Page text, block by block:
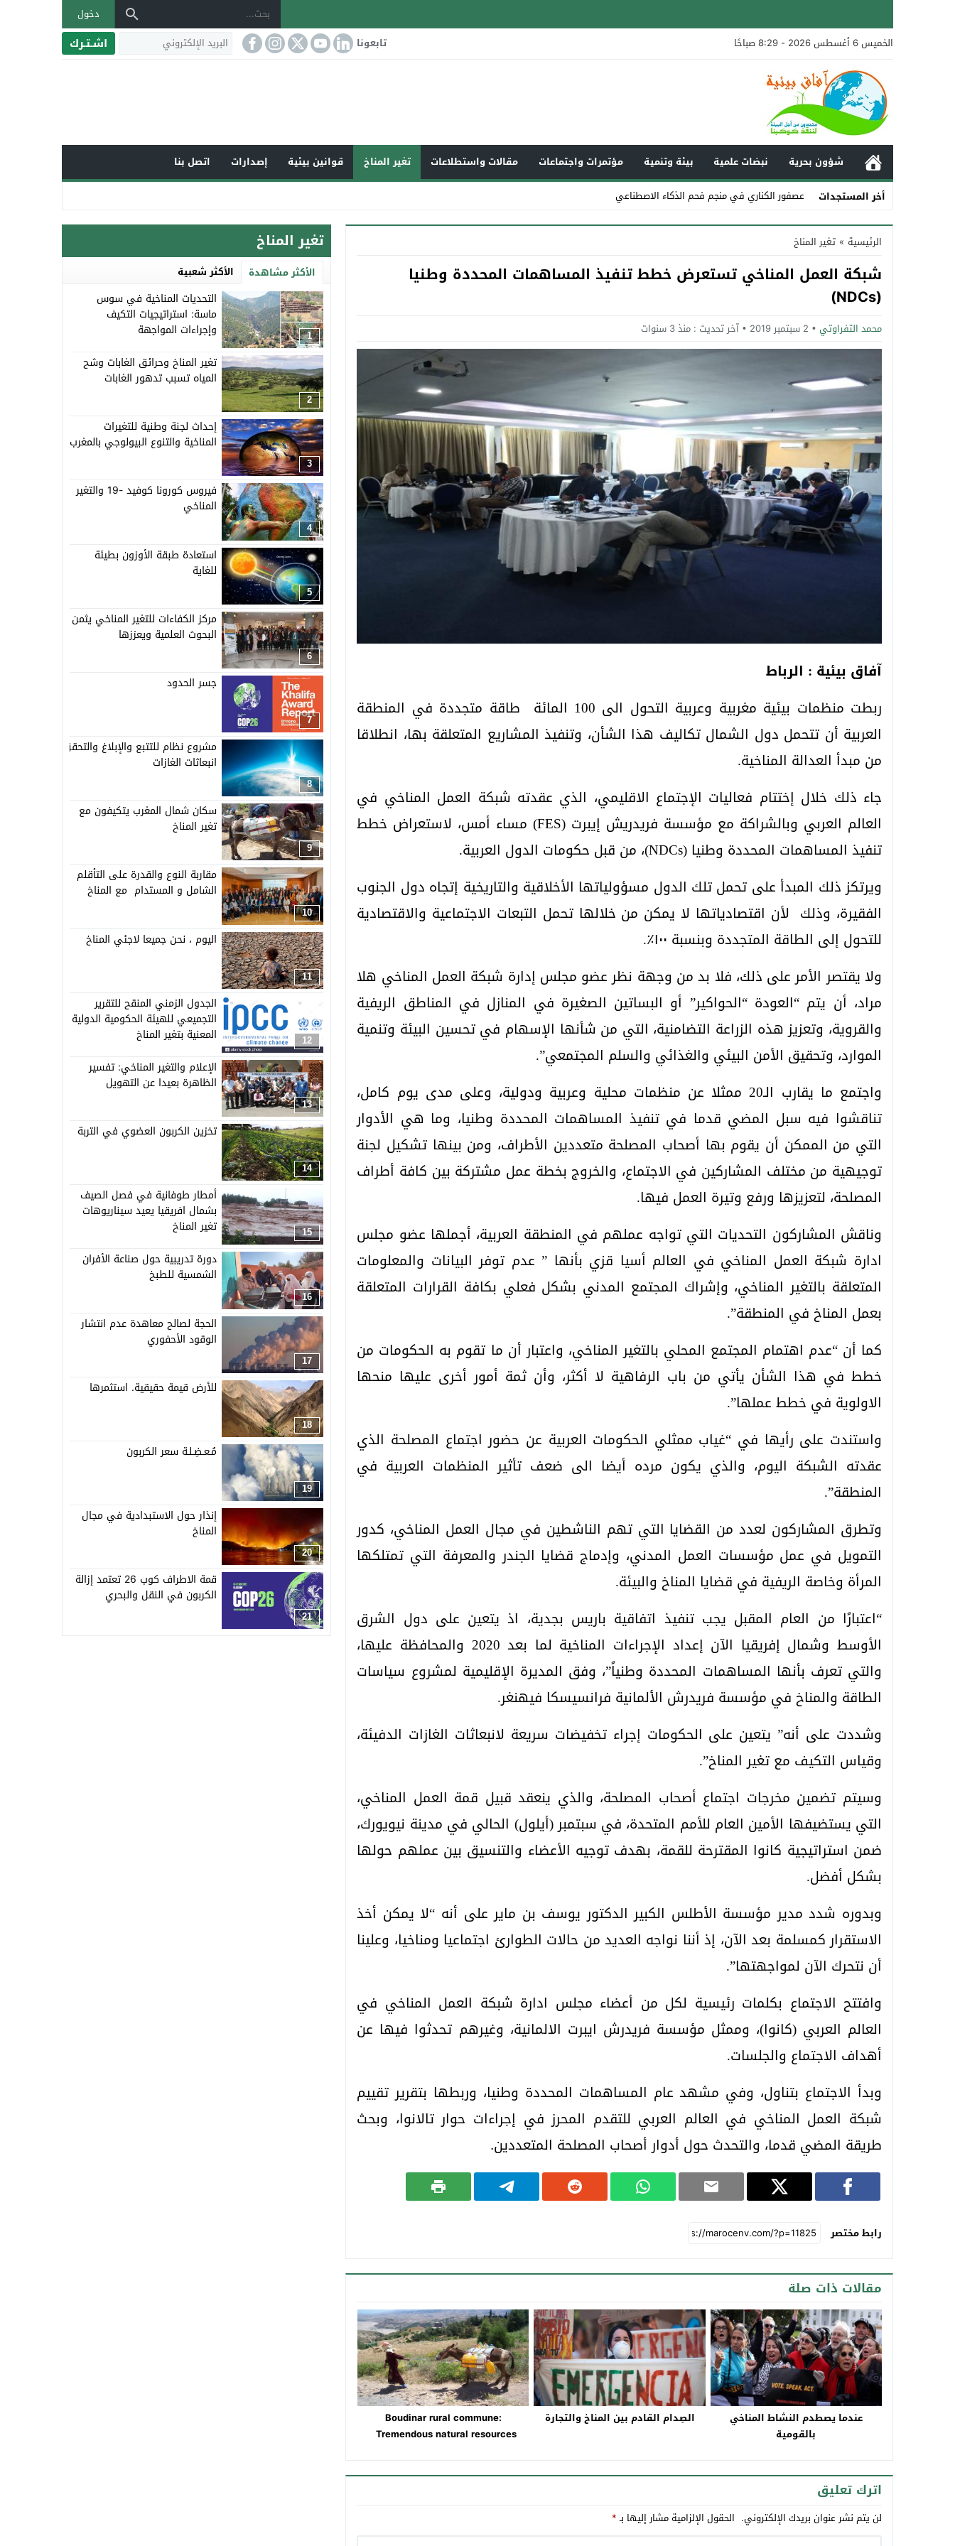
دخول
الخميس 6 أغسطس 2026 - 8:29 صباحًا
تابعونا اشـتـرك
شؤون بحرية نبضات علمية بيئة وتنمية مؤتمرات واجتماعات مقالات واستطلاعات تغير المناخ قوانين بيئية إصدارات
اتصل بنا
أخر المستجدات
عصفور الكناري في منجم فحم الذكاء الاصطناعي
Stop
Previous
Next
الرئيسية » تغير المناخ
شبكة العمل المناخي تستعرض خطط تنفيذ المساهمات المحددة وطنيا
(NDCs)
محمد التفراوتي 2 سبتمبر 2019 آخر تحديث : منذ 3 سنوات
آفاق بيئية : الرباط
ربطت منظمات بيئية مغربية وعربية التحول الى 100 المائة طاقة متجددة في المنطقة
العربية أن تتحمل دول الشمال تكاليف هذا الشأن، وتنفيذ المشاريع المتعلقة بها، انطلاقا
من مبدأ العدالة المناخية.
جاء ذلك خلال إختتام فعاليات الإجتماع الاقليمي، الذي عقدته شبكة العمل المناخي في
العالم العربي وبالشراكة مع مؤسسة فريدريش إيبرت (FES) مساء أمس، لاستعراض خطط
تنفيذ المساهمات المحددة وطنيا (NDCs)، من قبل حكومات الدول العربية.
ويرتكز ذلك المبدأ على تحمل تلك الدول مسؤولياتها الأخلاقية والتاريخية إتجاه دول الجنوب
الفقيرة، وذلك لأن اقتصادياتها لا يمكن من خلالها تحمل التبعات الاجتماعية والاقتصادية
للتحول إلى الطاقة المتجددة وبنسبة ١٠٠٪.
ولا يقتصر الأمر على ذلك، فلا بد من وجهة نظر عضو مجلس إدارة شبكة العمل المناخي هلا
مراد، أن يتم “العودة “الحواكير” أو البساتين الصغيرة في المنازل في المناطق الريفية
والقروية، وتعزيز هذه الزراعة التضامنية، التي من شأنها الإسهام في تحسين البيئة وتنمية
الموارد، وتحقيق الأمن البيئي والغذائي والسلم المجتمعي”.
واجتمع ما يقارب الـ20 ممثلا عن منظمات محلية وعربية ودولية، وعلى مدى يوم كامل،
تناقشوا فيه سبل المضي قدما في تنفيذ المساهمات المحددة وطنيا، وما هي الأدوار
التي من الممكن أن يقوم بها أصحاب المصلحة متعددين الأطراف، ومن بينها تشكيل لجنة
توجيهية من مختلف المشاركين في الاجتماع، والخروج بخطة عمل مشتركة بين كافة أطراف
المصلحة، لتعزيزها ورفع وتيرة العمل فيها.
وناقش المشاركون التحديات التي تواجه عملهم في المنطقة العربية، أجملها عضو مجلس
ادارة شبكة العمل المناخي في العالم أسيا قزي بأنها ” عدم توفر البيانات والمعلومات
المتعلقة بالتغير المناخي، وإشراك المجتمع المدني بشكل فعلي بكافة القرارات المتعلقة
بعمل المناخ في المنطقة”.
كما أن “عدم اهتمام المجتمع المحلي بالتغير المناخي، واعتبار أن ما تقوم به الحكومات من
خطط في هذا الشأن يأتي من باب الرفاهية لا أكثر، وأن ثمة أمور أخرى عليها منحها
الاولوية في خطط عملها”.
واستندت على رأيها في “غياب ممثلي الحكومات العربية عن حضور اجتماع المصلحة الذي
عقدته الشبكة اليوم، والذي يكون مرده أيضا الى ضعف تأثير المنظمات العربية في
المنطقة”.
وتطرق المشاركون لعدد من القضايا التي تهم الناشطين في مجال العمل المناخي، كدور
التمويل في عمل مؤسسات العمل المدني، وإدماج قضايا الجندر والمعرفة التي تمتلكها
المرأة وخاصة الريفية في قضايا المناخ والبيئة.
“اعتبارًا من العام المقبل يجب تنفيذ اتفاقية باريس بجدية، اذ يتعين على دول الشرق
الأوسط وشمال إفريقيا الآن إعداد الإجراءات المناخية لما بعد 2020 والمحافظة عليها،
والتي تعرف بأنها المساهمات المحددة وطنياً”، وفق المديرة الإقليمية لمشروع سياسات
الطاقة والمناخ في مؤسسة فريدرش الألمانية فرانسيسكا فيهنغر.
وشددت على أنه” يتعين على الحكومات إجراء تخفيضات سريعة لانبعاثات الغازات الدفيئة،
وقياس التكيف مع تغير المناخ”.
وسيتم تضمين مخرجات اجتماع أصحاب المصلحة، والذي ينعقد قبيل قمة العمل المناخي،
التي يستضيفها الأمين العام للأمم المتحدة، في سبتمبر (أيلول) الحالي في مدينة نيويورك،
ضمن استراتيجية كانوا المقترحة للقمة، بهدف توجيه الأعضاء والتنسيق بين عملهم حولها
بشكل أفضل.
وبدوره شدد مدير مؤسسة الأطلس الكبير الدكتور يوسف بن ماير على أنه “لا يمكن أخذ
الاستقرار كمسلمة بعد الآن، إذ أننا نواجه العديد من حالات الطوارئ اجتماعيا ومناخيا، وعلينا
أن نتحرك الآن لمواجهتها”.
وافتتح الاجتماع بكلمات رئيسية لكل من أعضاء مجلس ادارة شبكة العمل المناخي في
العالم العربي (كانوا)، وممثل مؤسسة فريدرش ايبرت الالمانية، وغيرهم تحدثوا فيها عن
أهداف الاجتماع والجلسات.
وبدأ الاجتماع بتناول، وفي مشهد عام المساهمات المحددة وطنيا، وربطها بتقرير تقييم
شبكة العمل المناخي في العالم العربي للتقدم المحرز في إجراءات حوار تالانوا، وبحث
طريقة المضي قدما، والتحدث حول أدوار أصحاب المصلحة المتعددين.
رابط مختصر
مقالات ذات صلة
عندما يصطدم النشاط المناخي
بالقومية
الصِدام القادم بين المناخ والتجارة
Boudinar rural commune:
Tremendous natural resources
اترك تعليق
لن يتم نشر عنوان بريدك الإلكتروني. الحقول الإلزامية مشار إليها بـ*
تغير المناخ
الأكثر مشاهدة الأكثر شعبية
1
التحديات المناخية في سوس
ماسة: استراتيجيات التكيف
وإجراءات المواجهة
2
تغير المناخ وحرائق الغابات وشح
المياه تسبب تدهور الغابات
3
إحداث لجنة وطنية للتغيرات
المناخية والتنوع البيولوجي بالمغرب
4
فيروس كورونا كوفيد -19 والتغير
المناخي
5
استعادة طبقة الأوزون بطيئة
للغاية
6
مركز الكفاءات للتغير المناخي يثمن
البحوث العلمية ويعززها
7
جسر الحدود
8
مشروع نظام للتتبع والإبلاغ والتحقق من
انبعاثات الغازات
9
سكان شمال المغرب يتكيفون مع
تغير المناخ
10
مقاربة النوع والقدرة على التأقلم
الشامل و المستدام مع المناخ
11
اليوم ، نحن جميعا لاجئي المناخ
12
الجدول الزمني المنقح للتقرير
التجميعي للهيئة الحكومية الدولية
المعنية بتغير المناخ
13
الإعلام والتغير المناخي: تفسير
الظاهرة بعيدا عن التهويل
14
تخزين الكربون العضوي في التربة
15
أمطار طوفانية في فصل الصيف
بشمال افريقيا يعيد سيناريوهات
تغير المناخ
16
دورة تدريبية حول صناعة الأفران
الشمسية للطبخ
17
الحجة لصالح معاهدة عدم انتشار
الوقود الأحفوري
18
للأرض قيمة حقيقية. استثمرها
19
مُـعـضِـلـة سعر الكربون
20
إنذار حول الاستبدادية في مجال
المناخ
21
قمة الاطراف كوب 26 تعتمد إزالة
الكربون في النقل والبحري